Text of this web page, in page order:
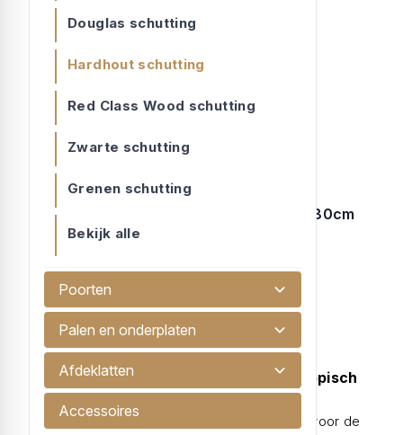
Douglas schutting
Hardhout schutting
Red Class Wood schutting
Zwarte schutting
Grenen schutting
Bekijk alle
Poorten
Palen en onderplaten
Afdeklatten
Accessoires
Gaaselement met hardhout kader 90x180cm
Gaasscherm met kader 44x68/robuust...
€ 105,90
Hardhout schutting
De technische superioriteit van een tropisch
hardhout schutting
Wie kiest voor een hardhout schutting, kiest voor de